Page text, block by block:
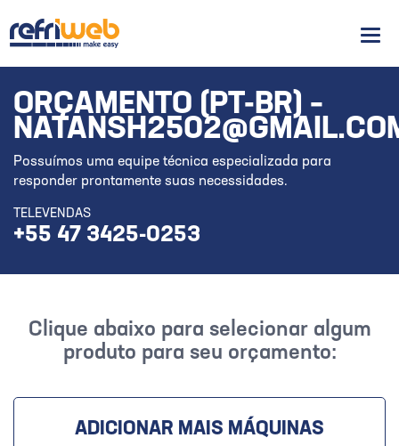
ORÇAMENTO (PT-BR) –
Possuímos uma equipe técnica especializada para
responder prontamente suas necessidades.
TELEVENDAS
+55 47 3425-0253
Clique abaixo para selecionar algum
produto para seu orçamento:
ADICIONAR MAIS MÁQUINAS